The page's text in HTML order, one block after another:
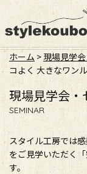
ホーム >現場見学
コよく 大きなワン
現場見学会・
SEMINAR
スタイル工房では
をご見学いただく
す。